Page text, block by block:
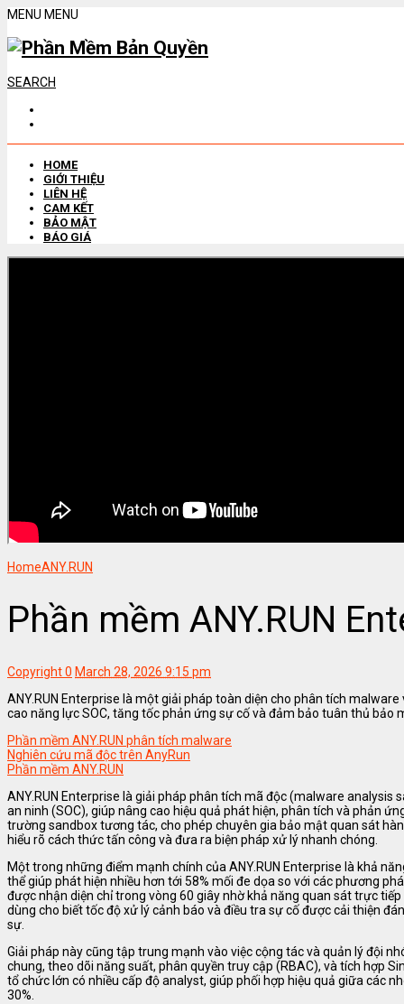
MENU MENU
SEARCH
HOME
GIỚI THIỆU
LIÊN HỆ
CAM KẾT
BẢO MẬT
BÁO GIÁ
HomeANY.RUN
Phần mềm ANY.RUN
Copyright0 March 28, 2026 9:15 pm
ANY.RUN Enterprise là một giải pháp toàn diện cho phân tích
cao năng lực SOC, tăng tốc phản ứng sự cố và đảm bảo tuân thủ bảo
Phần mềm ANY.RUN phân tích malware
Nghiên cứu mã độc trên AnyRun
Phần mềm ANY.RUN
ANY.RUN Enterprise là giải pháp phân tích mã độc (malware
an ninh (SOC), giúp nâng cao hiệu quả phát hiện, phân tích và phản
trường sandbox tương tác, cho phép chuyên gia bảo mật quan sát
hiểu rõ cách thức tấn công và đưa ra biện pháp xử lý nhanh chóng.
Một trong những điểm mạnh chính của ANY.RUN Enterprise là khả
thể giúp phát hiện nhiều hơn tới 58% mối đe dọa so với các phương
được nhận diện chỉ trong vòng 60 giây nhờ khả năng quan sát trực
dùng cho biết tốc độ xử lý cảnh báo và điều tra sự cố được cải thiện
sự.
Giải pháp này cũng tập trung mạnh vào việc cộng tác và quản lý đội
chung, theo dõi năng suất, phân quyền truy cập (RBAC), và tích hợp
tổ chức lớn có nhiều cấp độ analyst, giúp phối hợp hiệu quả giữa các
30%.